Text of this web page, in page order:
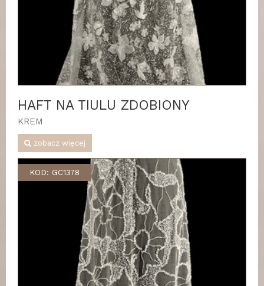
HAFT NA TIULU ZDOBIONY
KREM
zobacz więcej
KOD: GC1378